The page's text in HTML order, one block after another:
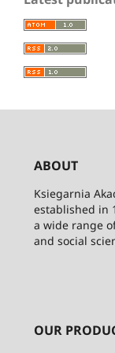
ABOUT
Ksiegarnia
established in
a wide range
and social
OUR